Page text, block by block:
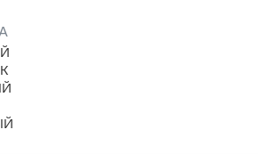
от азов до тонкостей
от простого к сложному